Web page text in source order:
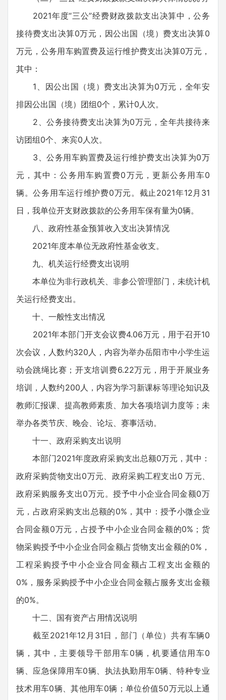
2021年度“三公”经费财政拨款支出决算中，公务
接待费支出决算0万元，因公出国（境）费支出决算0
万元，公务用车购置费及运行维护费支出决算0万元，
其中：
1、因公出国（境）费支出决算为0万元，全年安
排因公出国（境）团组0个，累计0人次。
2、公务接待费支出决算为0万元，全年共接待来
访团组0个、来宾0人次。
3、公务用车购置费及运行维护费支出决算为0万
元，其中：公务用车购置费0万元，更新公务用车0
辆。公务用车运行维护费0万元。截止2021年12月31
日，我单位开支财政拨款的公务用车保有量为0辆。
八、政府性基金预算收入支出决算情况
2021年度本单位无政府性基金收支。
九、机关运行经费支出说明
本单位为非行政机关、非参公管理部门，未统计机
关运行经费支出。
十、一般性支出情况
2021年本部门开支会议费4.06万元，用于召开10
次会议，人数约320人，内容为举办岳阳市中小学生运
动会跳绳比赛；开支培训费6.22万元，用于开展业务
培训，人数约200人，内容为学习新课标等理论知识及
教师汇报课、提高教师素质、加大各项培训力度等；未
举办各类节庆、晚会、论坛、赛事活动。
十一、政府采购支出说明
本部门2021年度政府采购支出总额0万元，其中：
政府采购货物支出0万元、政府采购工程支出0 万元、
政府采购服务支出0万元。授予中小企业合同金额0万
元，占政府采购支出总额的0%，其中：授予小微企业
合同金额0万元，占授予中小企业合同金额的0%；货
物采购授予中小企业合同金额占货物支出金额的0%，
工程采购授予中小企业合同金额占工程支出金额的
0%，服务采购授予中小企业合同金额占服务支出金额
的0%。
十二、国有资产占用情况说明
截至2021年12月31日，部门（单位）共有车辆0
辆，其中，主要领导干部用车0辆，机要通信用车0
辆、应急保障用车0辆、执法执勤用车0辆、特种专业
技术用车0辆、其他用车0辆；单位价值50万元以上通